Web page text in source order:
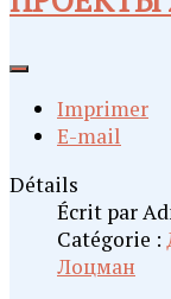
Imprimer
E-mail
Détails
Écrit par
Catégorie :
Лоцман